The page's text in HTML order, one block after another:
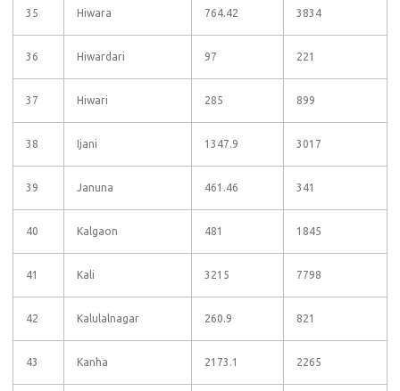
35 Hiwara 764.42 3834
36 Hiwardari 97 221
37 Hiwari 285 899
38 Ijani 1347.9 3017
39 Januna 461.46 341
40 Kalgaon 481 1845
41 Kali 3215 7798
42 Kalulalnagar 260.9 821
43 Kanha 2173.1 2265